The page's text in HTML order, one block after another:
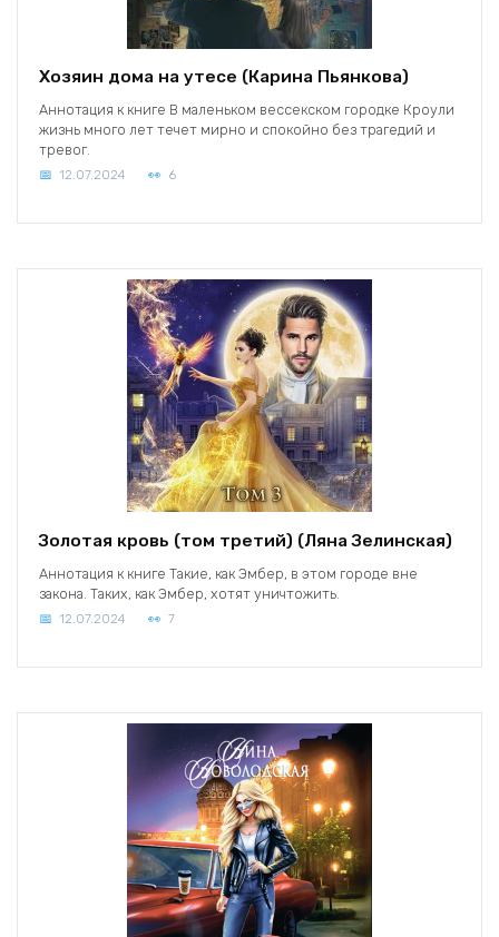
Хозяин дома на утесе (Карина Пьянкова)
Аннотация к книге В маленьком вессекском городке Кроули
жизнь много лет течет мирно и спокойно без трагедий и
тревог.
12.07.2024 6
Золотая кровь (том третий) (Ляна Зелинская)
Аннотация к книге Такие, как Эмбер, в этом городе вне
закона. Таких, как Эмбер, хотят уничтожить.
12.07.2024 7